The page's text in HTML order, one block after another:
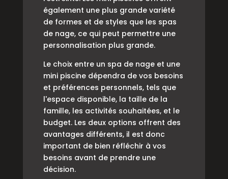
également une plus grande variété
de formes et de styles que les spas
de nage, ce qui peut permettre une
personnalisation plus grande.
Le choix entre un spa de nage et une
mini piscine dépendra de vos besoins
et préférences personnels, tels que
l'espace disponible, la taille de la
famille, les activités souhaitées, et le
budget. Les deux options offrent des
avantages différents, il est donc
important de bien réfléchir à vos
besoins avant de prendre une
décision.